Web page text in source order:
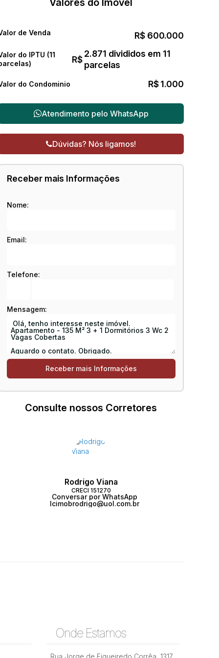
Valores do Imóvel
R$ 600.000
de Venda
do IPTU (11
R$
2.871 divididos em 11
parcelas
do Condominio R$1.000
Atendimento pelo WhatsApp
Dúvidas? Nós ligamos!
Receber mais Informações
Nome:
Email:
Telefone:
Mensagem:
Consulte nossos Corretores
Rodrigo Viana
CRECI 151270
Conversar por WhatsApp
lcimobrodrigo@uol.com.br
Onde Estamos
Rua Jorge de Figueiredo Corrêa 1317,